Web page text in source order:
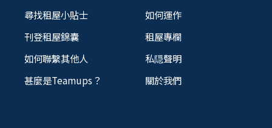
尋找租屋小貼士
刊登租屋錦囊
如何聯繫其他人
甚麼是Teamups？
如何運作
租屋專欄
私隠聲明
關於我們